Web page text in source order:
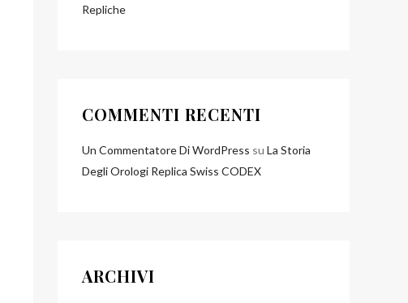
Repliche
COMMENTI RECENTI
Un Commentatore Di WordPress su La Storia
Degli Orologi Replica Swiss CODEX
ARCHIVI